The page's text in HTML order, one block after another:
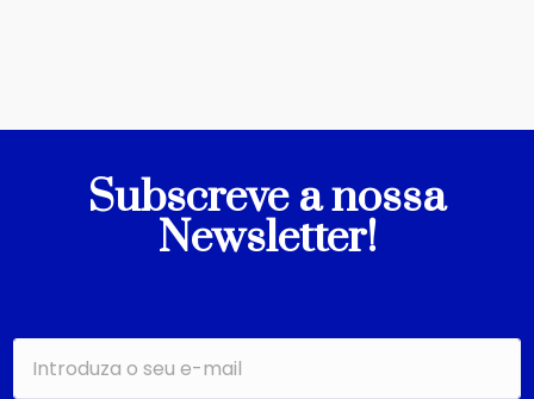
Subscreve a nossa
Newsletter!